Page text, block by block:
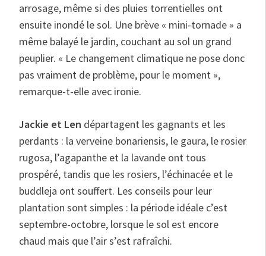
arrosage, même si des pluies torrentielles ont
ensuite inondé le sol. Une brève « mini-tornade » a
même balayé le jardin, couchant au sol un grand
peuplier. « Le changement climatique ne pose donc
pas vraiment de problème, pour le moment »,
remarque-t-elle avec ironie.
Jackie et Len départagent les gagnants et les
perdants : la verveine bonariensis, le gaura, le rosier
rugosa, l’agapanthe et la lavande ont tous
prospéré, tandis que les rosiers, l’échinacée et le
buddleja ont souffert. Les conseils pour leur
plantation sont simples : la période idéale c’est
septembre-octobre, lorsque le sol est encore
chaud mais que l’air s’est rafraîchi.